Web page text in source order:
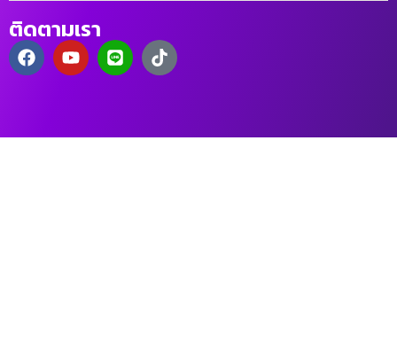
ติดตามเรา